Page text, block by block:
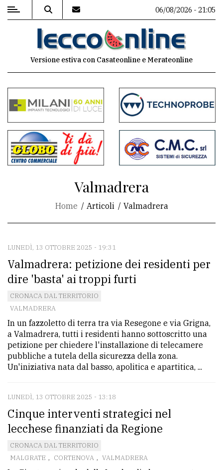
MENU
commenti
Contenuti
del
sito
CONTATTI
La
redazione
Scrivici
Per
tua
pubblicità
Cerca
per
comune
Ricerca
avanzata
06/08/2026 - 21:05
Versione estiva con Casateonline e Merateonline
Valmadrera
Home Articoli Valmadrera
LUNEDÌ, 13 OTTOBRE 2025 - 19:31
Valmadrera: petizione dei residenti per
dire 'basta' ai troppi furti
CRONACA DAL TERRITORIO
VALMADRERA
In un fazzoletto di terra tra via Resegone e via Grigna,
a Valmadrera, tutti i residenti hanno sottoscritto una
petizione per chiedere l'installazione di telecamere
pubbliche a tutela della sicurezza della zona.
Un'iniziativa nata dal basso, apolitica e apartitica, ...
LUNEDÌ, 13 OTTOBRE 2025 - 13:18
Cinque interventi strategici nel
lecchese finanziati da Regione
CRONACA DAL TERRITORIO
MALGRATE , CORTENOVA , VALMADRERA